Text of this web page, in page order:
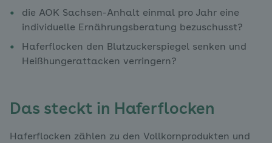
die AOK Sachsen-Anhalt einmal pro Jahr eine
individuelle Ernährungsberatung bezuschusst?
Haferflocken den Blutzuckerspiegel senken und
Heißhungerattacken verringern?
Das steckt in Haferflocken
Haferflocken zählen zu den Vollkornprodukten und